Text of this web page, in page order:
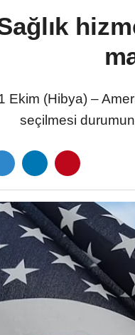
Ekim (Hibya) –
seçilmesi